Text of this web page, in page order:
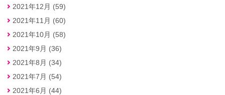
2021年12月 (59)
2021年11月 (60)
2021年10月 (58)
2021年9月 (36)
2021年8月 (34)
2021年7月 (54)
2021年6月 (44)